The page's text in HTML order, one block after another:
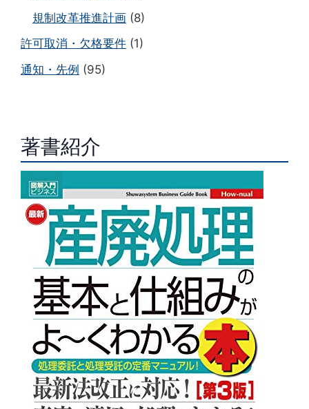
規制改革推進計画 (8)
許可取消・欠格要件 (1)
通知・先例 (95)
著書紹介